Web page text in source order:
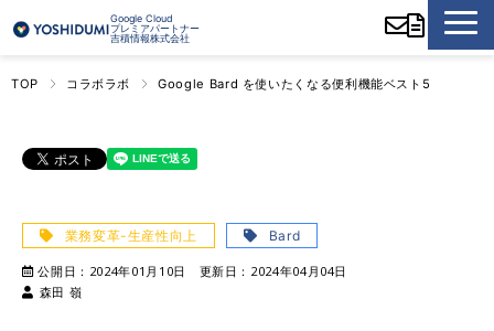
Google Cloud
プレミアパートナー
吉積情報株式会社
TOP コラボラボ Google Bard を使いたくなる便利機能ベスト5
業務変革-生産性向上 Bard
公開日： 2024年01月10日 更新日： 2024年04月04日
森田 嶺